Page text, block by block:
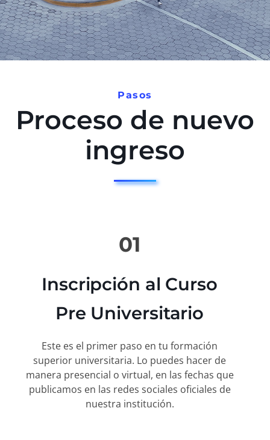
Pasos
Proceso de nuevo
ingreso
01
Inscripción al Curso
Pre Universitario
Este es el primer paso en tu formación
superior universitaria. Lo puedes hacer de
manera presencial o virtual, en las fechas que
publicamos en las redes sociales oficiales de
nuestra institución.